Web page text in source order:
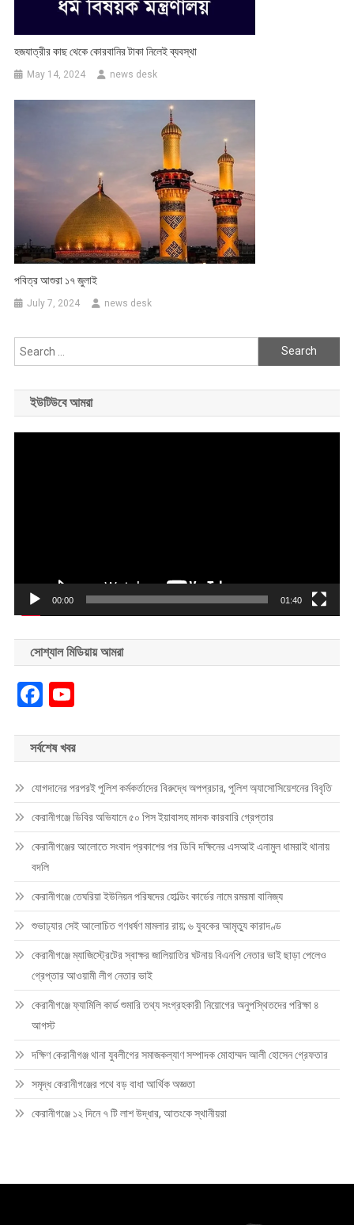
হজযাত্রীর কাছ থেকে কোরবানির টাকা নিলেই ব্যবস্থা
May 14, 2024 news desk
পবিত্র আশুরা ১৭ জুলাই
July 7, 2024 news desk
Search
for:
ইউটিউবে আমরা
00:00 01:40
সোশ্যাল মিডিয়ায় আমরা
Facebook
সর্বশেষ খবর
যোগদানের পরপরই পুলিশ কর্মকর্তাদের বিরুদ্ধে অপপ্রচার, পুলিশ অ্যাসোসিয়েশনের বিবৃতি
কেরানীগঞ্জে ডিবির অভিযানে ৫০ পিস ইয়াবাসহ মাদক কারবারি গ্রেপ্তার
কেরানীগঞ্জের আলোতে সংবাদ প্রকাশের পর ডিবি দক্ষিনের এসআই এনামুল ধামরাই থানায়
বদলি
কেরানীগঞ্জে তেঘরিয়া ইউনিয়ন পরিষদের হোল্ডিং কার্ডের নামে রমরমা বানিজ্য
শুভাঢ্যার সেই আলোচিত গণধর্ষণ মামলার রায়; ৬ যুবকের আমৃত্যু কারাদণ্ড
কেরানীগঞ্জে ম্যাজিস্ট্রেটের স্বাক্ষর জালিয়াতির ঘটনায় বিএনপি নেতার ভাই ছাড়া পেলেও
গ্রেপ্তার আওয়ামী লীগ নেতার ভাই
কেরানীগঞ্জে ফ্যামিলি কার্ড শুমারি তথ্য সংগ্রহকারী নিয়োগের অনুপস্থিতদের পরিক্ষা ৪
আগস্ট
দক্ষিণ কেরানীগঞ্জ থানা যুবলীগের সমাজকল্যাণ সম্পাদক মোহাম্মদ আলী হোসেন গ্রেফতার
সমৃদ্ধ কেরানীগঞ্জের পথে বড় বাধা আর্থিক অজ্ঞতা
কেরানীগঞ্জে ১২ দিনে ৭ টি লাশ উদ্ধার, আতংকে স্থানীয়রা